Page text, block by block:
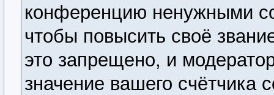
конференцию ненужными
чтобы повысить своё
это запрещено, и
значение вашего счётчика